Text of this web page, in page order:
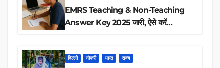
EMRS Teaching & Non-Teaching
Answer Key 2025 जारी, ऐसे करें
दिल्ली नौकरी भारत राज्य